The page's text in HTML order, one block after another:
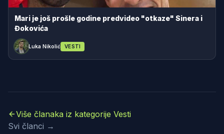
Mari je još prošle godine predvideo "otkaze" Sinera i
Đokovića
Luka Nikolić VESTI
Više članaka iz kategorije Vesti
Svi članci →